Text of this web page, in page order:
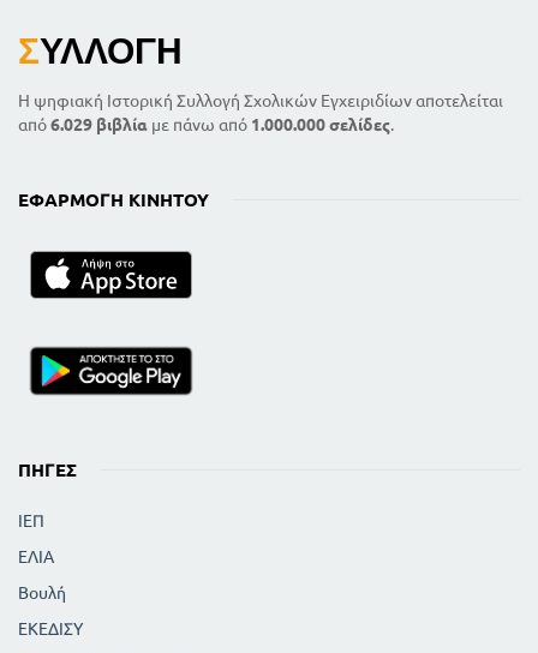
ΣΥΛΛΟΓΉ
Η ψηφιακή Ιστορική Συλλογή Σχολικών Εγχειριδίων αποτελείται
από6.029 βιβλία με πάνω από 1.000.000 σελίδες.
ΕΦΑΡΜΟΓΉ ΚΙΝΗΤΟΎ
ΠΗΓΈΣ
ΙΕΠ
ΕΛΙΑ
Βουλή
ΕΚΕΔΙΣΥ